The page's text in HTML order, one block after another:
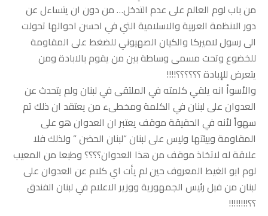
من باب لوم العالم على عدم التدخل… من دون ان يتساءل عن
دور الانظمة العربية والاسلامية التي في احسن احوالها تحولت
الى رسول لاميركا والكيان الصهيوني للضغط على المقاومة
للخضوع وتحت مسمى وساطة بين من يقوم بالابادة ومن
يتعرض للإبادة ؟؟؟؟؟؟!!!!
والأسوأ انه يلقي كلمته في الملتقى في لبنان ولم يتحدث عن
العدوان على لبنان في الكلمة ومخطىء من يعتقد ان ذلك تم
سهواً لأنه في الحقيقة موقف يعتبر ان العدوان هو على
المقاومة وبيئتها وليس على لبنان “لبنان الحضن ” ولذلك فلا
علاقة له لاتخاذ موقف من هذا العدوان؟؟؟؟ وطبعا من المعيب
لوم ابو الغيط المعروف حين لم يأت اي كلام عن العدوان على
لبنان من فبل رئيس الجمهورية ووزير الاعلام في لبنان الفندق
؟؟!!!!!!!!